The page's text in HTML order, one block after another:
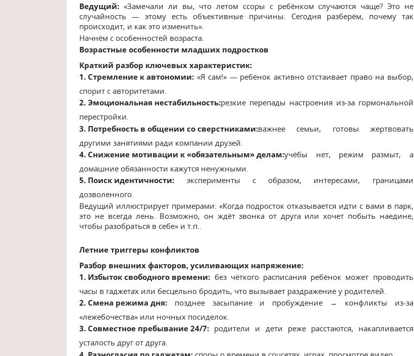
Ведущий:«Замечали ли вы, что летом ссоры с ребёнком случаются чаще? Это не
случайность — этому есть объективные причины. Сегодня разберём, почему так
происходит, и как это изменить».
Начнём с особенностей возраста.
Возрастные особенности младших подростков
Краткий разбор ключевых характеристик:
1. Стремление к автономии: «Я сам!» — ребёнок активно отстаивает право на выбор,
спорит с авторитетами.
2. Эмоциональная нестабильность:резкие перепады настроения из-за гормональной
перестройки.
3. Потребность в общении со сверстниками:важнее семьи, готовы жертвовать
другими занятиями ради компании друзей.
4. Снижение мотивации к «обязательным» делам:учёбы нет, режим размыт, а
домашние обязанности кажутся ненужными.
5. Поиск идентичности: эксперименты с образом, интересами, границами
дозволенного.
Ведущий иллюстрирует примерами: «Когда подросток отказывается идти с вами в парк,
это не всегда лень. Возможно, он ждёт звонка от друга или хочет побыть наедине,
чтобы разобраться в себе» и т.п..
Летние триггеры конфликтов
Разбор внешних факторов, усиливающих напряжение:
1. Избыток свободного времени: без чёткого расписания ребёнок может проводить
часы в гаджетах или бесцельно бродить, что вызывает раздражение у родителей.
2. Смена режима дня: позднее засыпание и пробуждение → конфликты из-за
«лежебочества» или ночных посиделок.
3. Совместное пребывание 24/7: родители и дети реже расстаются, накапливается
усталость друг от друга.